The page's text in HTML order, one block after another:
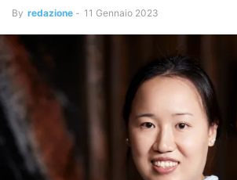
By redazione - 11 Gennaio 2023